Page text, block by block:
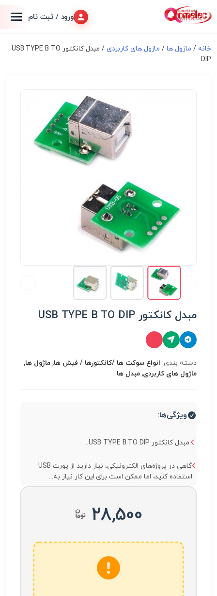
ورود / ثبت نام
خانه / ماژول ها/ ماژول های کاربردی
/ مبدل کانکتور USB TYPE B TO
DIP
مبدل کانکتور USB TYPE B TO DIP
دسته بندی: انواع سوكت ها /کانکتورها / فیش ها, ماژول ها,
ماژول های کاربردی, مبدل ها
ویژگی‌ها:
مبدل کانکتور USB TYPE B TO DIP...
گاهی در پروژه‌های الکترونیکی، نیاز دارید از پورت USB
استفاده کنید، اما ممکن است برای این کار نیاز به...
28,500